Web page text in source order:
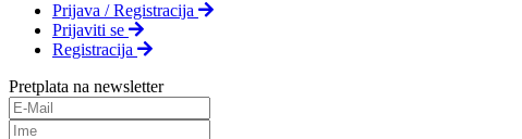
Prijava / Registracija
Prijaviti se
Registracija
Pretplata na newsletter